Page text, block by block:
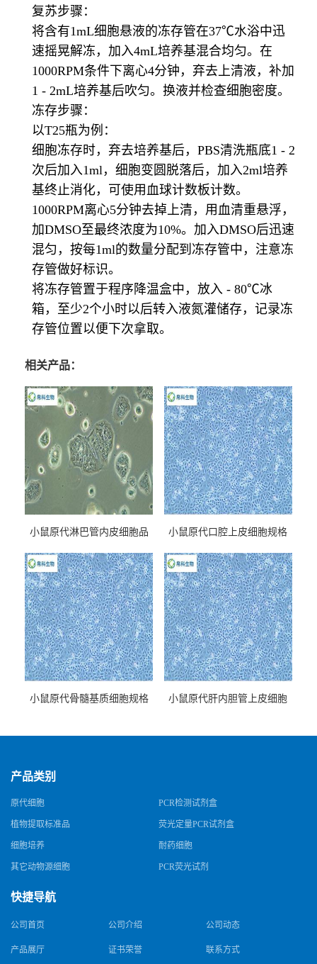
复苏步骤：
将含有1mL细胞悬液的冻存管在37℃水浴中迅
速摇晃解冻，加入4mL培养基混合均匀。在
1000RPM条件下离心4分钟，弃去上清液，补加
1 - 2mL培养基后吹匀。换液并检查细胞密度。
冻存步骤：
以T25瓶为例：
细胞冻存时，弃去培养基后，PBS清洗瓶底1 - 2
次后加入1ml，细胞变圆脱落后，加入2ml培养
基终止消化，可使用血球计数板计数。
1000RPM离心5分钟去掉上清，用血清重悬浮，
加DMSO至最终浓度为10%。加入DMSO后迅速
混匀，按每1ml的数量分配到冻存管中，注意冻
存管做好标识。
将冻存管置于程序降温盒中，放入 - 80℃冰
箱，至少2个小时以后转入液氮灌储存，记录冻
存管位置以便下次拿取。
相关产品：
小鼠原代淋巴管内皮细胞品
小鼠原代口腔上皮细胞规格
小鼠原代骨髓基质细胞规格
小鼠原代肝内胆管上皮细胞
产品类别
原代细胞 PCR检测试剂盒
植物提取标准品 荧光定量PCR试剂盒
细胞培养 耐药细胞
其它动物源细胞 PCR荧光试剂
快捷导航
公司首页 公司介绍 公司动态
产品展厅 证书荣誉 联系方式